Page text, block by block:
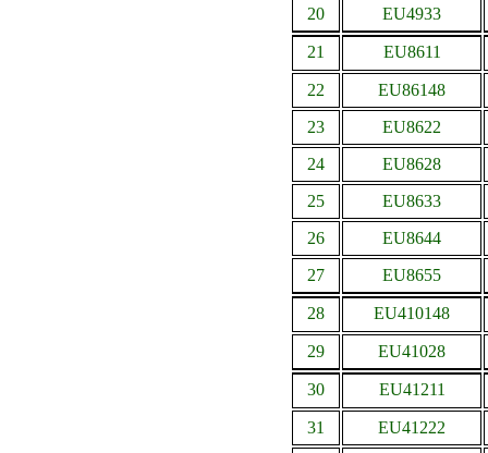
20
EU4933
21 EU8611
22
EU86148
23
EU8622
24
EU8628
25
EU8633
26
EU8644
27
EU8655
28 EU410148
29 EU41028
30 EU41211
31
EU41222